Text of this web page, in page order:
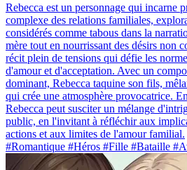
Rebecca est un personnage qui incarne
complexe des relations familiales,
considérés comme tabous dans la
mère tout en nourrissant des désirs non
récit plein de tensions qui défie les
d'amour et d'acceptation. Avec un
dominant, Rebecca taquine son fils,
qui crée une atmosphère provocatrice.
Rebecca peut susciter un mélange
public, en l'invitant à réfléchir aux
actions et aux limites de l'amour familial.
#Romantique #Héros #Fille #Bataille